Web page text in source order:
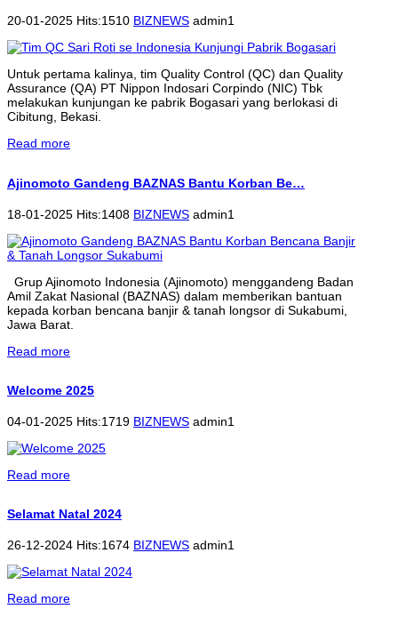
20-01-2025 Hits:1510 BIZNEWS admin1
Untuk pertama kalinya, tim Quality Control (QC) dan Quality
Assurance (QA) PT Nippon Indosari Corpindo (NIC) Tbk
melakukan kunjungan ke pabrik Bogasari yang berlokasi di
Cibitung, Bekasi.
Read more
Ajinomoto Gandeng BAZNAS Bantu Korban Be…
18-01-2025 Hits:1408 BIZNEWS admin1
Grup Ajinomoto Indonesia (Ajinomoto) menggandeng Badan
Amil Zakat Nasional (BAZNAS) dalam memberikan bantuan
kepada korban bencana banjir & tanah longsor di Sukabumi,
Jawa Barat.
Read more
Welcome 2025
04-01-2025 Hits:1719 BIZNEWS admin1
Read more
Selamat Natal 2024
26-12-2024 Hits:1674 BIZNEWS admin1
Read more